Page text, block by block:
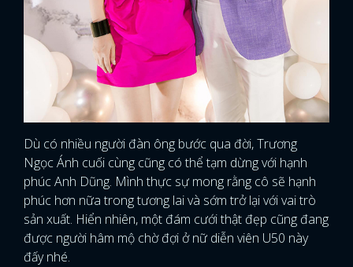
Dù có nhiều người đàn ông bước qua đời, Trương
Ngọc Ánh cuối cùng cũng có thể tạm dừng với hạnh
phúc Anh Dũng. Mình thực sự mong rằng cô sẽ hạnh
phúc hơn nữa trong tương lai và sớm trở lại với vai trò
sản xuất. Hiển nhiên, một đám cưới thật đẹp cũng đang
được người hâm mộ chờ đợi ở nữ diễn viên U50 này
đấy nhé.